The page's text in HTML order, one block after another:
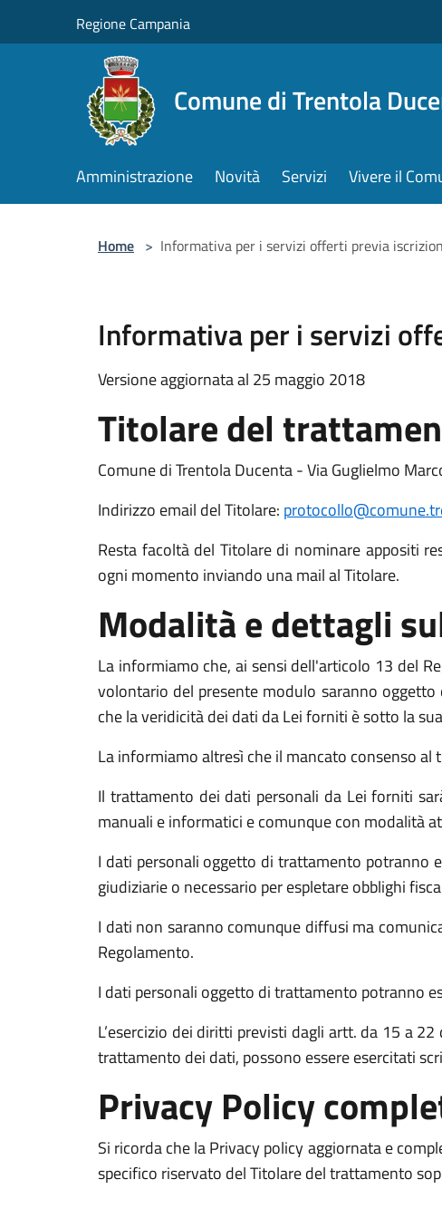
Regione Campania
Comune di Trentola
Amministrazione Novità Servizi Vivere il
Home > Informativa per i servizi offerti previa
Informativa per i servizi
Versione aggiornata al 25 maggio 2018
Titolare del
Comune di Trentola Ducenta - Via Guglielmo
Indirizzo email del Titolare:
Resta facoltà del Titolare di nominare appositi
ogni momento inviando una mail al Titolare.
Modalità e dettagli
La informiamo che, ai sensi dell'articolo 13 del
volontario del presente modulo saranno
che la veridicità dei dati da Lei forniti è sotto la
La informiamo altresì che il mancato consenso
Il trattamento dei dati personali da Lei forniti
manuali e informatici e comunque con modalità
I dati personali oggetto di trattamento potranno
giudiziarie o necessario per espletare obblighi
I dati non saranno comunque diffusi ma
Regolamento.
I dati personali oggetto di trattamento potranno
L’esercizio dei diritti previsti dagli artt. da 15 a
trattamento dei dati, possono essere esercitati
Privacy Policy
Si ricorda che la Privacy policy aggiornata e
specifico riservato del Titolare del trattamento